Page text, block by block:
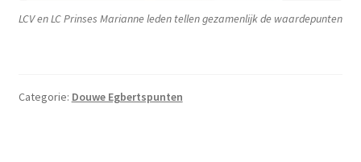
LCV en LC Prinses Marianne leden tellen gezamenlijk de waardepunten
Categorie: Douwe Egbertspunten